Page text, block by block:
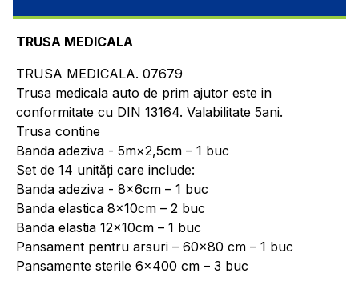
TRUSA MEDICALA
TRUSA MEDICALA. 07679
Trusa medicala auto de prim ajutor este in
conformitate cu DIN 13164. Valabilitate 5ani.
Trusa contine
Banda adeziva - 5m×2,5cm – 1 buc
Set de 14 unități care include:
Banda adeziva - 8x6cm – 1 buc
Banda elastica 8x10cm – 2 buc
Banda elastia 12x10cm – 1 buc
Pansament pentru arsuri – 60x80 cm – 1 buc
Pansamente sterile 6x400 cm – 3 buc